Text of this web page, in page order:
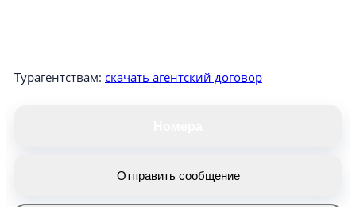
Турагентствам: скачать агентский договор
Отправить сообщение